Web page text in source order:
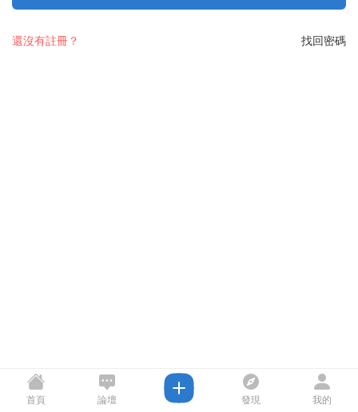
找回密碼
還沒有註冊？
首頁 論壇 發現 我的